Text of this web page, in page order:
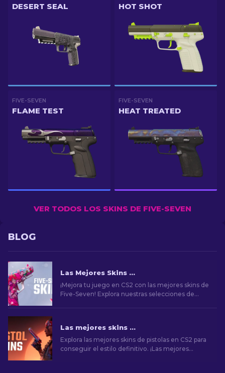
DESERT SEAL HOT SHOT
FIVE-SEVEN
FLAME TEST
FIVE-SEVEN
HEAT TREATED
VER TODOS LOS SKINS DE FIVE-SEVEN
BLOG
Las Mejores Skins para Five-Seven en CS2 [2026]
¡Mejora tu juego en CS2 con las mejores skins de
Five-Seven! Explora nuestras selecciones de
Las mejores skins de pistolas en CS2 [2026]
Explora las mejores skins de pistolas en CS2 para
conseguir el estilo definitivo. ¡Las mejores